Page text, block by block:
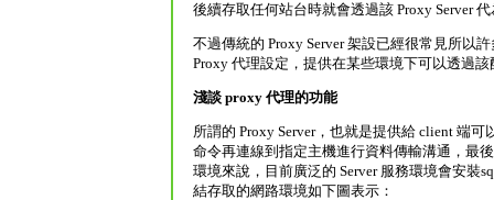
後續存取任何站台時就會透過該 Proxy Server
不過傳統的 Proxy Server 架設已經很常見所以
Proxy 代理設定，提供在某些環境下可以透過
淺談 proxy 代理的功能
所謂的 Proxy Server，也就是提供給 client 端
命令再連線到指定主機進行資料傳輸溝通，最
環境來說，目前廣泛的 Server 服務環境會安裝
結存取的網路環境如下圖表示：